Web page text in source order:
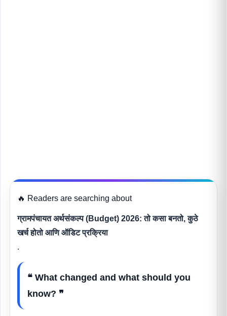
🔥 Readers are searching about
ग्रामपंचायत अर्थसंकल्प (Budget) 2026: तो कसा बनतो, कुठे
खर्च होतो आणि ऑडिट प्रक्रिया
.
❝ What changed and what should you
know? ❞